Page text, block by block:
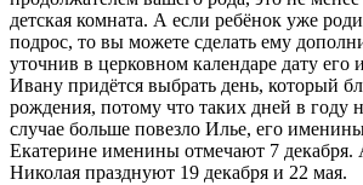
детская комната. А если ребёнок уже
подрос, то вы можете сделать ему
уточнив в церковном календаре дату
Ивану придётся выбрать день, который
рождения, потому что таких дней в году
случае больше повезло Илье, его
Екатерине именины отмечают 7 декабря.
Николая празднуют 19 декабря и 22 мая.